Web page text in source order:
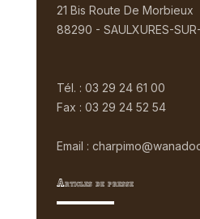
21 Bis Route De Morbieux
88290 - SAULXURES-
Tél. : 03 29 24 61 00
Fax : 03 29 24 52 54
Email :
Articles de presse